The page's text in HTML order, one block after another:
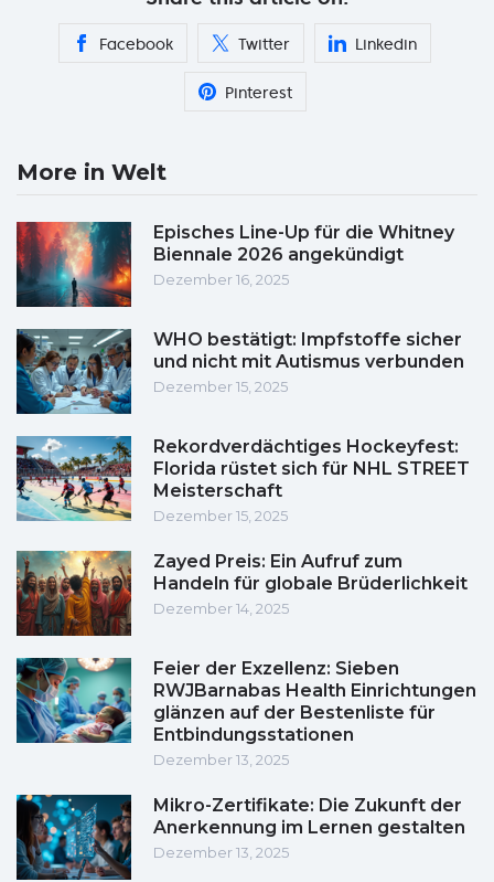
Facebook Twitter Linkedin
Pinterest
More in Welt
Episches Line-Up für die Whitney
Biennale 2026 angekündigt
Dezember 16, 2025
WHO bestätigt: Impfstoffe sicher
und nicht mit Autismus verbunden
Dezember 15, 2025
Rekordverdächtiges Hockeyfest:
Florida rüstet sich für NHL STREET
Meisterschaft
Dezember 15, 2025
Zayed Preis: Ein Aufruf zum
Handeln für globale Brüderlichkeit
Dezember 14, 2025
Feier der Exzellenz: Sieben
RWJBarnabas Health Einrichtungen
glänzen auf der Bestenliste für
Entbindungsstationen
Dezember 13, 2025
Mikro-Zertifikate: Die Zukunft der
Anerkennung im Lernen gestalten
Dezember 13, 2025